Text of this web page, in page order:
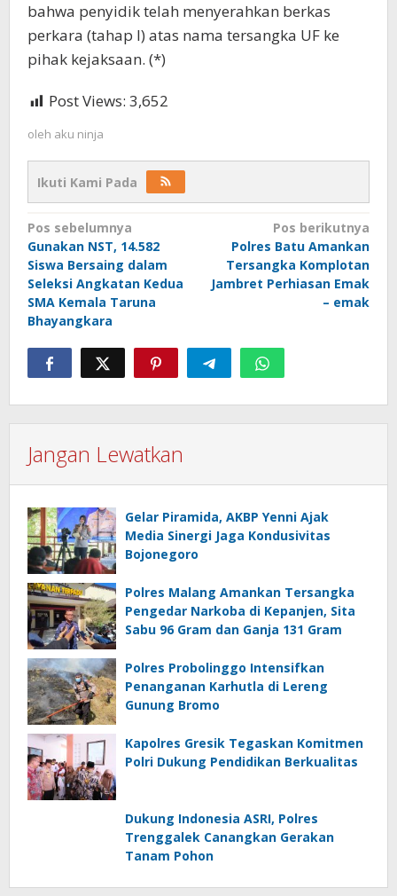
bahwa penyidik telah menyerahkan berkas
perkara (tahap I) atas nama tersangka UF ke
pihak kejaksaan. (*)
Post Views: 3,652
oleh aku ninja
Ikuti Kami Pada
Navigasi
pos
Pos sebelumnya
Gunakan NST, 14.582
Siswa Bersaing dalam
Seleksi Angkatan Kedua
SMA Kemala Taruna
Bhayangkara
Pos berikutnya
Polres Batu Amankan
Tersangka Komplotan
Jambret Perhiasan Emak
– emak
Jangan Lewatkan
Gelar Piramida, AKBP Yenni Ajak
Media Sinergi Jaga Kondusivitas
Bojonegoro
Polres Malang Amankan Tersangka
Pengedar Narkoba di Kepanjen, Sita
Sabu 96 Gram dan Ganja 131 Gram
Polres Probolinggo Intensifkan
Penanganan Karhutla di Lereng
Gunung Bromo
Kapolres Gresik Tegaskan Komitmen
Polri Dukung Pendidikan Berkualitas
Dukung Indonesia ASRI, Polres
Trenggalek Canangkan Gerakan
Tanam Pohon